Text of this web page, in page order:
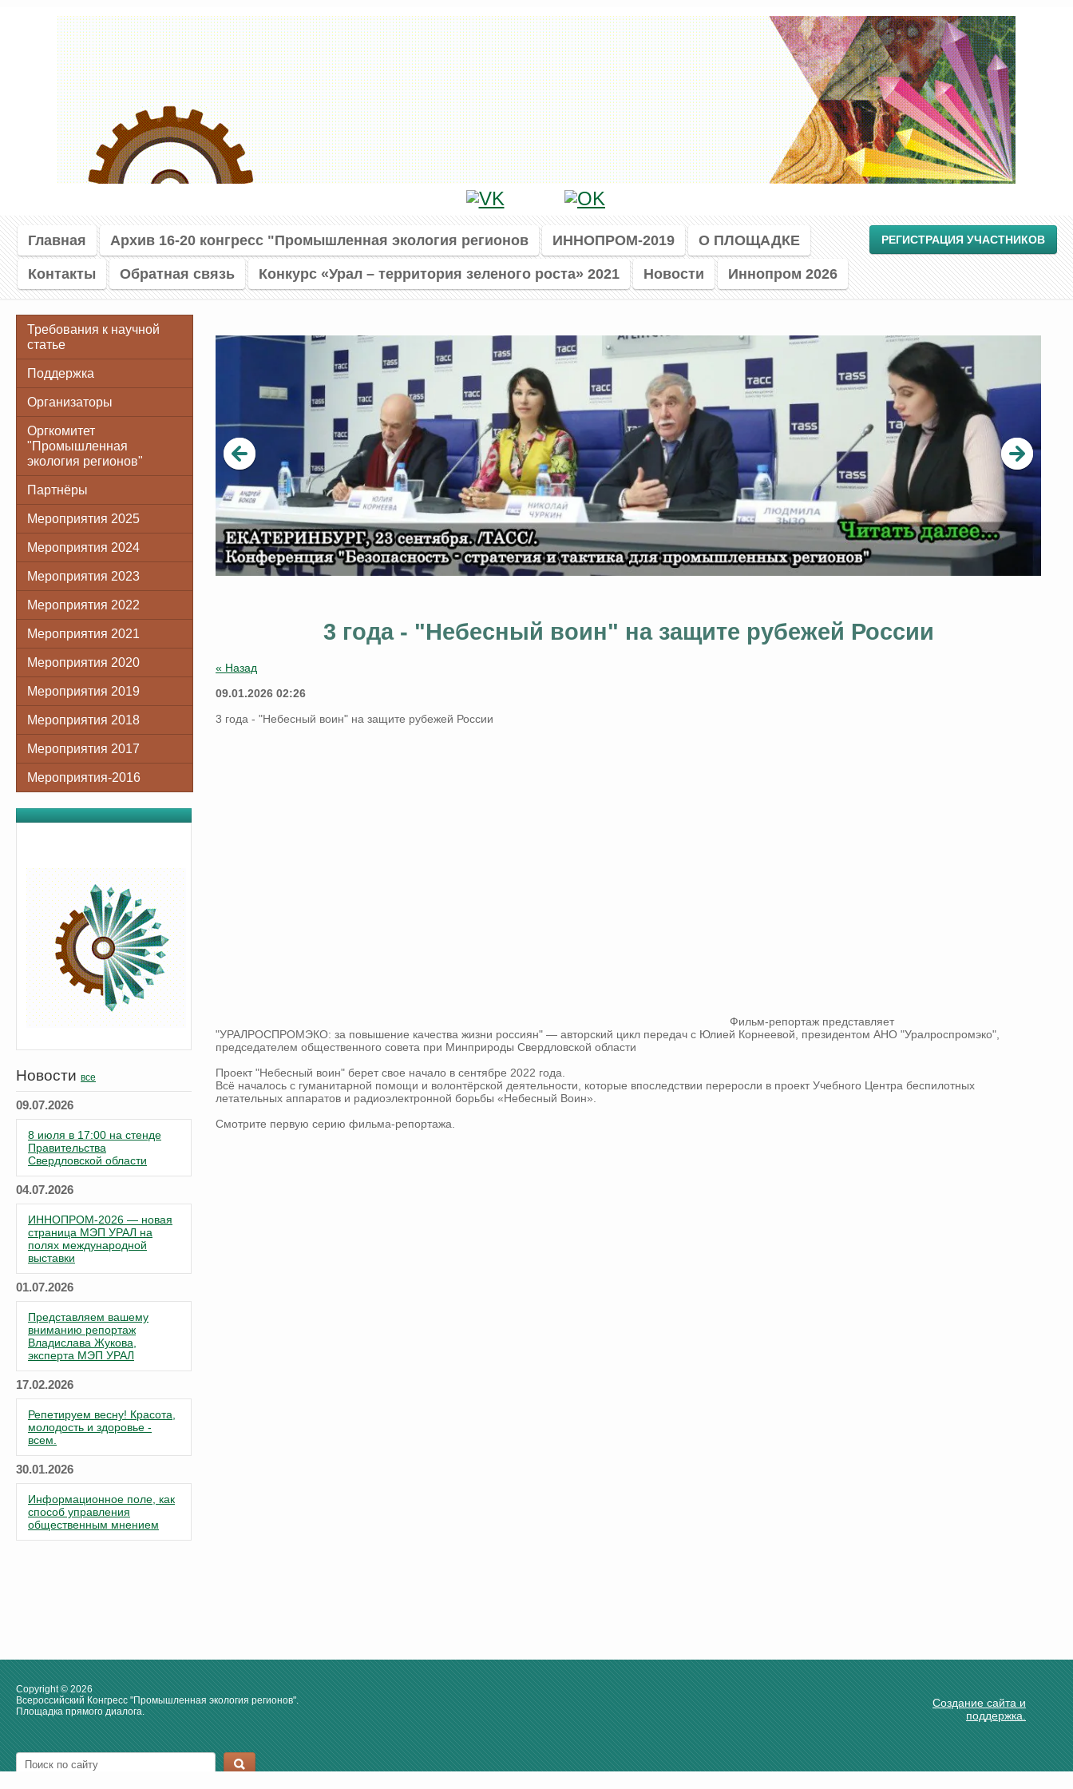
Главная Архив 16-20 конгресс "Промышленная экология регионов ИННОПРОМ-2019
О ПЛОЩАДКЕ
Контакты
Обратная связь Конкурс «Урал – территория зеленого роста» 2021 Новости Иннопром 2026
РЕГИСТРАЦИЯ УЧАСТНИКОВ
Требования к научной
статье
Поддержка
Организаторы
Оргкомитет
"Промышленная
экология регионов"
Партнёры
Мероприятия 2025
Мероприятия 2024
Мероприятия 2023
Мероприятия 2022
Мероприятия 2021
Мероприятия 2020
Мероприятия 2019
Мероприятия 2018
Мероприятия 2017
Мероприятия-2016
Новости все
09.07.2026
8 июля в 17:00 на стенде
Правительства
Свердловской области
04.07.2026
ИННОПРОМ-2026 — новая
страница МЭП УРАЛ на
полях международной
выставки
01.07.2026
Представляем вашему
вниманию репортаж
Владислава Жукова,
эксперта МЭП УРАЛ
17.02.2026
Репетируем весну! Красота,
молодость и здоровье -
всем.
30.01.2026
Информационное поле, как
способ управления
общественным мнением
3 года - "Небесный воин" на защите рубежей России
« Назад
09.01.2026 02:26
3 года - "Небесный воин" на защите рубежей России
Фильм-репортаж представляет
"УРАЛРОСПРОМЭКО: за повышение качества жизни россиян" — авторский цикл передач с Юлией Корнеевой, президентом АНО "Уралроспромэко",
председателем общественного совета при Минприроды Свердловской области
Проект "Небесный воин" берет свое начало в сентябре 2022 года.
Всё началось с гуманитарной помощи и волонтёрской деятельности, которые впоследствии переросли в проект Учебного Центра беспилотных
летательных аппаратов и радиоэлектронной борьбы «Небесный Воин».
Смотрите первую серию фильма-репортажа.
Copyright © 2026
Всероссийский Конгресс "Промышленная экология регионов".
Площадка прямого диалога.
Создание сайта и
поддержка.